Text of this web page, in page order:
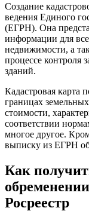
Создание
ведения Единого
(ЕГРН). Она
информации для
недвижимости, а
процессе контроля
зданий.
Кадастровая карта
границах
стоимости,
соответствии
многое другое.
выписку из ЕГРН
Как
Росреестр